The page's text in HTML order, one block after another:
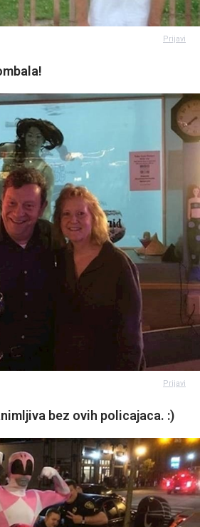
Prijavi
Prijavi
bez ovih policajaca. :)